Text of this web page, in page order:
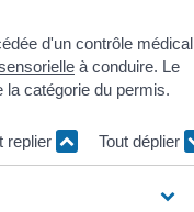
d'un contrôle médical
à conduire. Le
la catégorie du permis.
replier Tout déplier